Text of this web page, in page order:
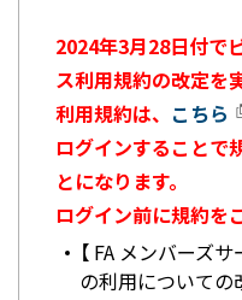
2024年3月28日付で
ス利用規約の改定を
利用規約は、 こちら
ログインすることで
とになります。
ログイン前に規約を
【 FA メンバーズ
の利用についての